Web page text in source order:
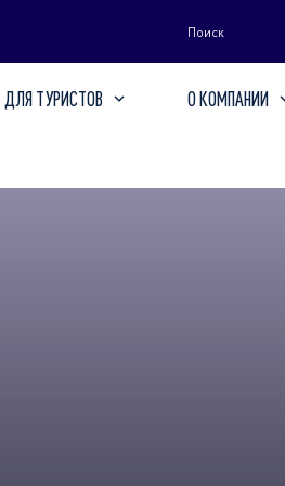
Поиск
ДЛЯ ТУРИСТОВ О КОМПАНИИ